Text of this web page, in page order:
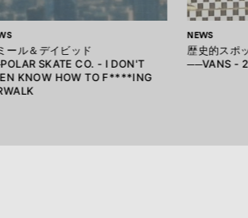
ール＆デイビッド
SKATE CO. - I DON'T
KNOW HOW TO F****ING
NEWS
歴史的スポ
──VANS -